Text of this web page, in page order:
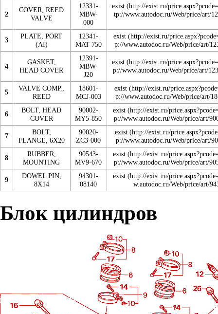
2
COVER, REED
VALVE
12331-
MBW-
000
exist
3
PLATE, PORT
(AI)
12341-
MAT-750
exist
4
GASKET,
HEAD COVER
12391-
MBW-
J20
exist
5
VALVE COMP.,
REED
18601-
MCJ-003
exist
6
BOLT, HEAD
COVER
90002-
MY5-850
exist
7
BOLT,
FLANGE, 6X20
90020-
ZC3-000
exist
8
RUBBER,
MOUNTING
90543-
MV9-670
exist
9
DOWEL PIN,
8X14
94301-
08140
exist
Блок цилиндров